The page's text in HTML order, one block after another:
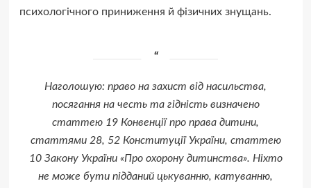
психологічного приниження й фізичних знущань.
Наголошую: право на захист від насильства,
посягання на честь та гідність визначено
статтею 19 Конвенції про права дитини,
статтями 28, 52 Конституції України, статтею
10 Закону України «Про охорону дитинства». Ніхто
не може бути підданий цькуванню, катуванню,